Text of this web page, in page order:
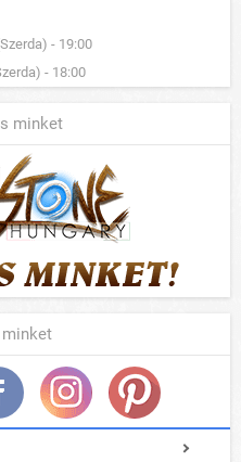
- 19:00
- 18:00
minket